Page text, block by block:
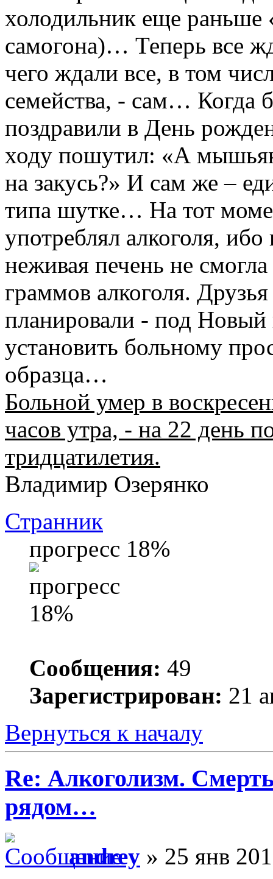
холодильник еще раньше
самогона)… Теперь все
чего ждали все, в том
семейства, - сам… Когда
поздравили в День
ходу пошутил: «А
на закусь?» И сам же –
типа шутке… На тот
употреблял алкоголя,
неживая печень не
граммов алкоголя.
планировали - под Новый
установить больному
образца…
Больной умер в
часов утра, - на 22 день
тридцатилетия.
Владимир Озерянко
Странник
прогресс 18%
Сообщения: 49
Зарегистрирован: 21
Вернуться к началу
Re: Алкоголизм.
рядом…
andrey » 25 янв